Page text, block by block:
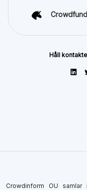
Håll
Crowdinform OU